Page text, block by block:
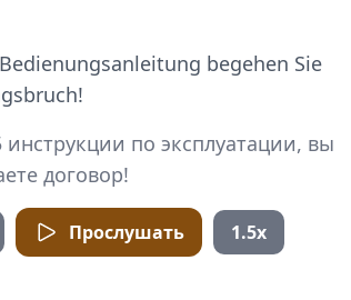
begehen Sie
инструкции по эксплуатации, вы
договор!
Прослушать 1.5x